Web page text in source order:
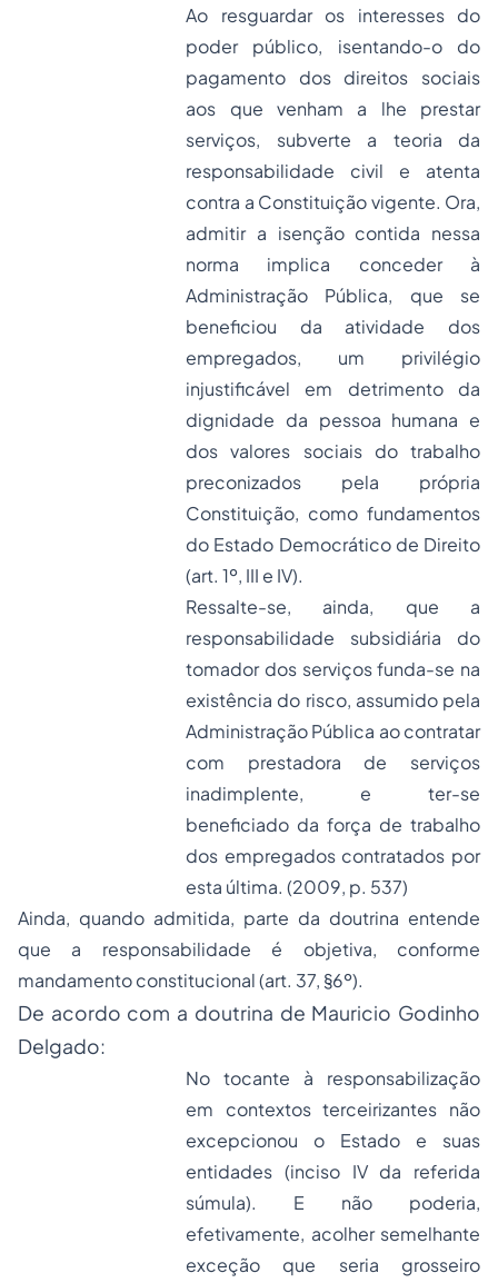
Ao resguardar os interesses do
poder público, isentando-o do
pagamento dos direitos sociais
aos que venham a lhe prestar
serviços, subverte a teoria da
responsabilidade civil e atenta
contra a Constituição vigente. Ora,
admitir a isenção contida nessa
norma implica conceder à
Administração Pública, que se
beneficiou da atividade dos
empregados, um privilégio
injustificável em detrimento da
dignidade da pessoa humana e
dos valores sociais do trabalho
preconizados pela própria
Constituição, como fundamentos
do Estado Democrático de Direito
(art. 1º, III e IV).
Ressalte-se, ainda, que a
responsabilidade subsidiária do
tomador dos serviços funda-se na
existência do risco, assumido pela
Administração Pública ao contratar
com prestadora de serviços
inadimplente, e ter-se
beneficiado da força de trabalho
dos empregados contratados por
esta última. (2009, p. 537)
Ainda, quando admitida, parte da doutrina entende
que a responsabilidade é objetiva, conforme
mandamento constitucional (art. 37, §6º).
De acordo com a doutrina de Mauricio Godinho
Delgado:
No tocante à responsabilização
em contextos terceirizantes não
excepcionou o Estado e suas
entidades (inciso IV da referida
súmula). E não poderia,
efetivamente, acolher semelhante
exceção que seria grosseiro